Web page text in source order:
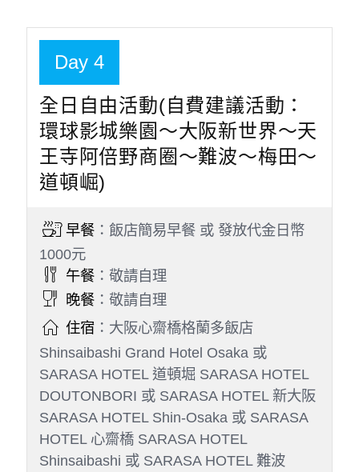
Day 4
全日自由活動(自費建議活動：
環球影城樂園～大阪新世界～天
王寺阿倍野商圈～難波～梅田～
道頓崛)
早餐：飯店簡易早餐 或 發放代金日幣
1000元
午餐：敬請自理
晚餐：敬請自理
住宿：大阪心齋橋格蘭多飯店
Shinsaibashi Grand Hotel Osaka 或
SARASA HOTEL 道頓堀 SARASA HOTEL
DOUTONBORI 或 SARASA HOTEL 新大阪
SARASA HOTEL Shin-Osaka 或 SARASA
HOTEL 心齋橋 SARASA HOTEL
Shinsaibashi 或 SARASA HOTEL 難波